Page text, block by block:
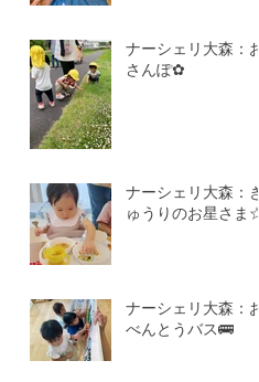
ナーシェリ大森：お
さんぽ✿
ナーシェリ大森：き
ゅうりのお星さま☆
ナーシェリ大森：お
べんとうバス🚌